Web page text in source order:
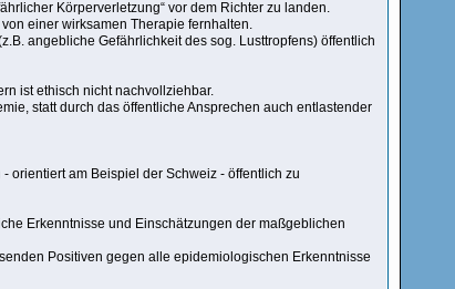
Körperverletzung“ vor dem Richter zu landen.
einer wirksamen Therapie fernhalten.
angebliche Gefährlichkeit des sog. Lusttropfens) öffentlich
ist ethisch nicht nachvollziehbar.
statt durch das öffentliche Ansprechen auch entlastender
orientiert am Beispiel der Schweiz - öffentlich zu
Erkenntnisse und Einschätzungen der maßgeblichen
Positiven gegen alle epidemiologischen Erkenntnisse